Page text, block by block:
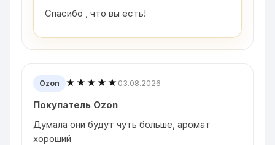
Спасибо , что вы есть!
Ozon ★★★★★ 03.08.2026
Покупатель Ozon
Думала они будут чуть больше, аромат
хороший